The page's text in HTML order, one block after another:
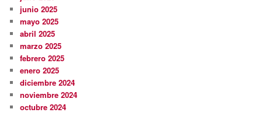
junio 2025
mayo 2025
abril 2025
marzo 2025
febrero 2025
enero 2025
diciembre 2024
noviembre 2024
octubre 2024